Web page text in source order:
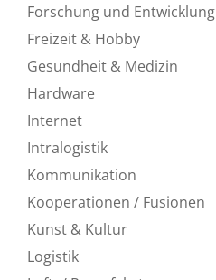
Forschung und Entwicklung
Freizeit & Hobby
Gesundheit & Medizin
Hardware
Internet
Intralogistik
Kommunikation
Kooperationen / Fusionen
Kunst & Kultur
Logistik